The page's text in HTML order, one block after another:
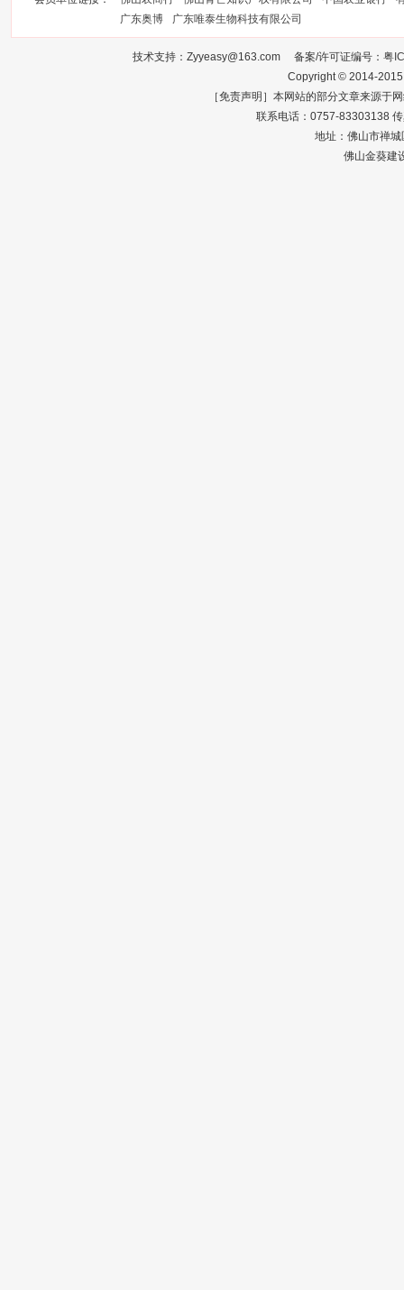
广东奥博
广东唯泰生物科技有限公司
技术支持：Zyyeasy@163.com 备案/许可证编号： 粤
Copyright © 2014-
［免责声明］本网站的部分文章来源于
联系电话：0757-83303138
地址：佛山市禅
佛山金葵建